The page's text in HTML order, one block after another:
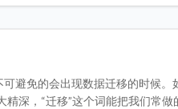
避免的会出现数据迁移的时候
精深，“迁移”这个词能把我们常